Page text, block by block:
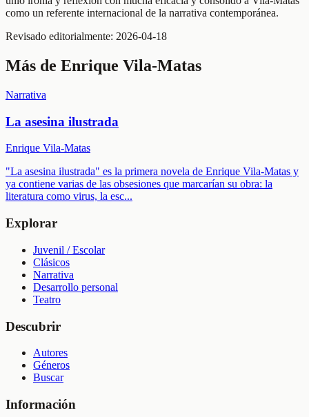
como un referente internacional de la narrativa contemporánea.
Revisado editorialmente: 2026-04-18
Más de Enrique Vila-Matas
Narrativa
La asesina ilustrada
Enrique Vila-Matas
"La asesina ilustrada" es la primera novela de Enrique Vila-Matas y
ya contiene varias de las obsesiones que marcarían su obra: la
literatura como virus, la esc...
Explorar
Juvenil / Escolar
Clásicos
Narrativa
Desarrollo personal
Teatro
Descubrir
Autores
Géneros
Buscar
Información